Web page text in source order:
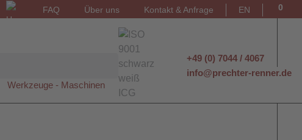
FAQ Über uns Kontakt & Anfrage EN 0
+49 (0) 7044 / 4067
info@prechter-renner.de
Werkzeuge - Maschinen